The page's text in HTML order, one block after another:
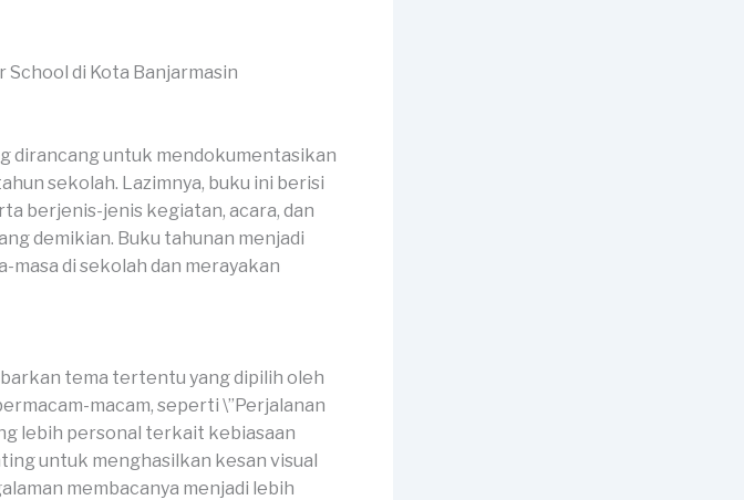
dirancang untuk mendokumentasikan
sekolah. Lazimnya, buku ini berisi
berjenis-jenis kegiatan, acara, dan
demikian. Buku tahunan menjadi
masa di sekolah dan merayakan
tema tertentu yang dipilih oleh
macam, seperti \”Perjalanan
lebih personal terkait kebiasaan
untuk menghasilkan kesan visual
membacanya menjadi lebih